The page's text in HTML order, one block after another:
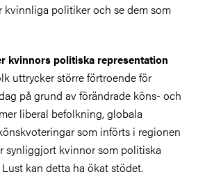
kvinnliga politiker och se dem som
kvinnors politiska representation
uttrycker större förtroende för
på grund av förändrade köns- och
liberal befolkning, globala
som införts i regionen
synliggjort kvinnor som politiska
kan detta ha ökat stödet.